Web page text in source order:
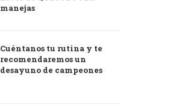
manejas
Cuéntanos tu rutina y te
recomendaremos un
desayuno de campeones